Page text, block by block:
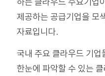
제공하는 공급기업을 모
자료입니다.
국내 주요 클라우드 기
한눈에 파악할 수 있는